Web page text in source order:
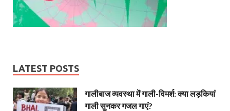
LATEST POSTS
गालीबाज व्‍यवस्‍था में गाली-विमर्श: क्या लड़कियां
गाली सुनकर गजल गाएं?